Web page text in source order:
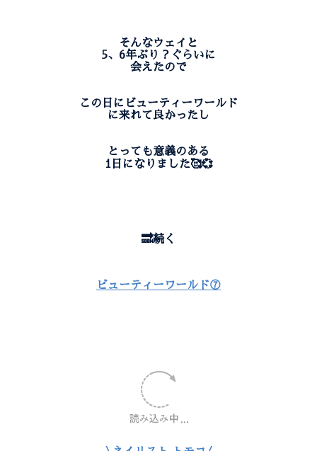
そんなウェイと
5、6年ぶり？ぐらいに
会えたので
この日にビューティーワールド
に来れて良かったし
とっても意義のある
1日になりました🥰💞
🔜続く
ビューティーワールド⑦